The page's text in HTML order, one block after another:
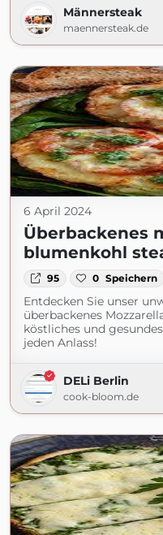
Männersteak
maennersteak.de
6 April 2024
Überbackenes
blumenkohl
95 0 Speichern
Entdecken Sie unser
überbackenes
köstliches und
jeden Anlass!
DELi Berlin
cook-bloom.de